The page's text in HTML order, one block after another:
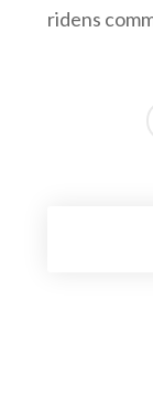
ridens